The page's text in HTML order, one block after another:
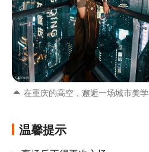
在重庆的高空，邂逅一场城市美学
温馨提示